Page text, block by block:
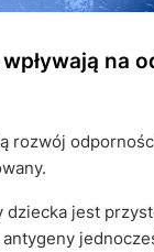
na
rozwój
dziecka jest